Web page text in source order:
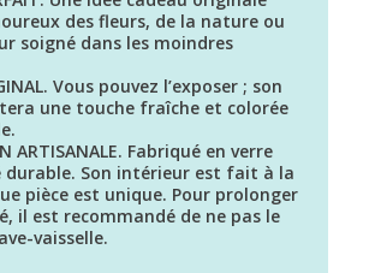
des fleurs, de la nature ou
soigné dans les moindres
Vous pouvez l’exposer ; son
une touche fraîche et colorée
ARTISANALE. Fabriqué en verre
durable. Son intérieur est fait à la
pièce est unique. Pour prolonger
il est recommandé de ne pas le
vaisselle.